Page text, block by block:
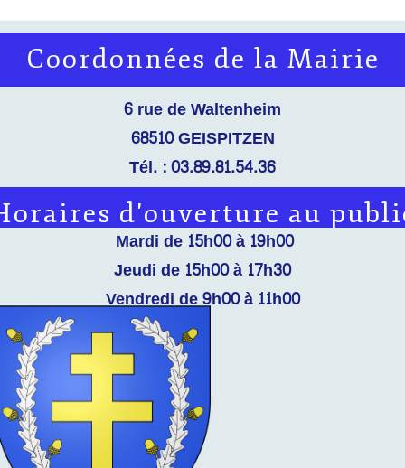
Coordonnées de la Mairie
6 rue de Waltenheim
68510 GEISPITZEN
Tél. : 03.89.81.54.36
Email :mairie@geispitzen.fr
d'ouverture au
Mardi de 15h00 à 19h00
Jeudi de 15h00 à 17h30
Vendredi de 9h00 à 11h00
La prise de rendez-vous est à privilégier pour les
services suivants : Etat Civil, Urbanisme et Scolaire